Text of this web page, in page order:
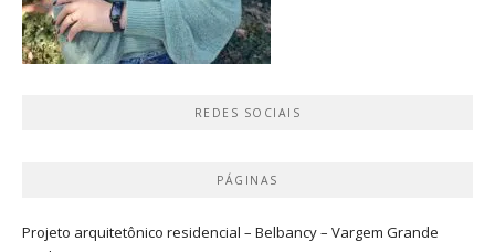
REDES SOCIAIS
PÁGINAS
Projeto arquitetônico residencial – Belbancy – Vargem Grande